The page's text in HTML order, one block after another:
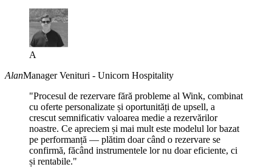
A
AlanManager Venituri - Unicorn Hospitality
"Procesul de rezervare fără probleme al Wink, combinat
cu oferte personalizate și oportunități de upsell, a
crescut semnificativ valoarea medie a rezervărilor
noastre. Ce apreciem și mai mult este modelul lor bazat
pe performanță — plătim doar când o rezervare se
confirmă, făcând instrumentele lor nu doar eficiente, ci
și rentabile."